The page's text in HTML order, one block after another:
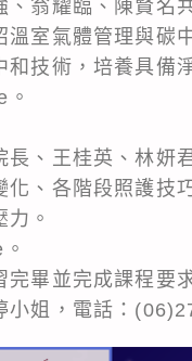
翁耀臨、陳賢名
室氣體管理與碳
技術，培養具備
、王桂英、林妍
、各階段照護技
。
畢並完成課程要
小姐，電話：